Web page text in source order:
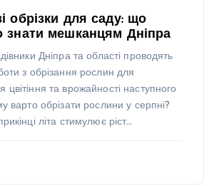
обрізки для саду: що
знати мешканцям Дніпра
Дніпра та області проводять
з обрізання рослин для
цвітіння та врожайності наступного
варто обрізати рослини у серпні?
літа стимулює ріст…